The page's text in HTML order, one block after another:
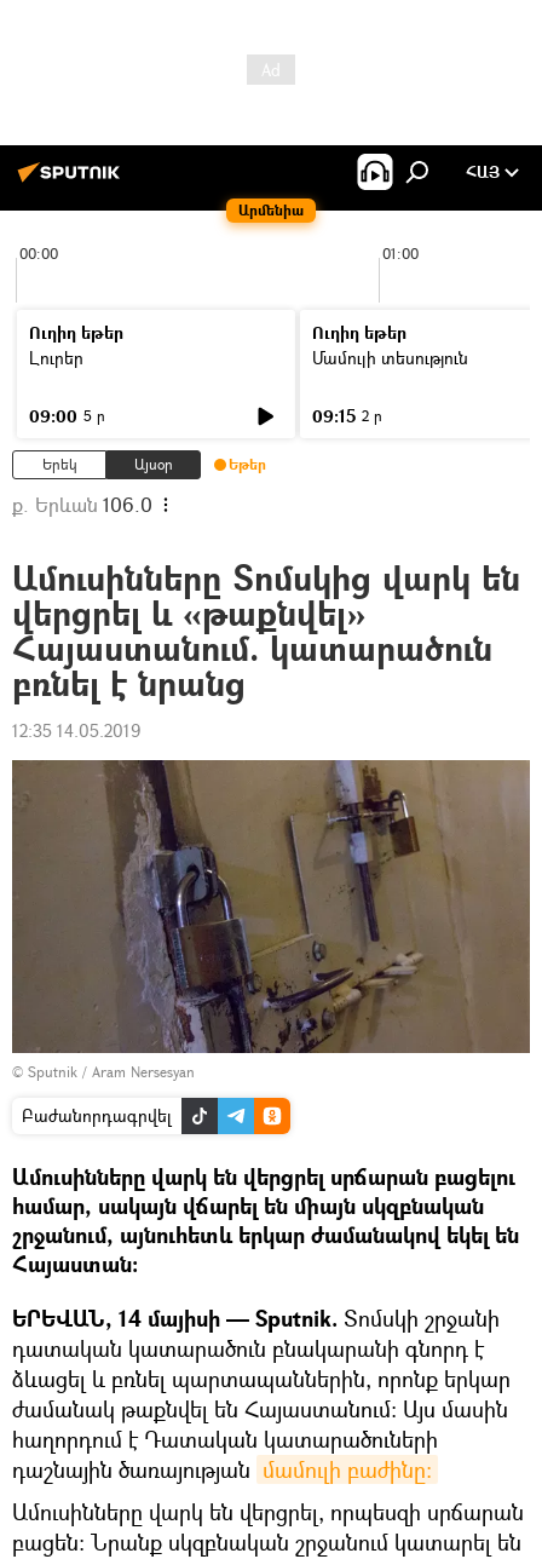
Արմենիա
ՀԱՅ
00:00 01:00
Ուղիղ եթեր
Լուրեր
09:00 5 ր
Ուղիղ եթեր
Մամուլի տեսություն
09:15 2 ր
Երեկ Այսօր Եթեր
ք. Երևան 106.0
Ամուսինները Տոմսկից վարկ են
վերցրել և «թաքնվել»
Հայաստանում. կատարածուն
բռնել է նրանց
12:35 14.05.2019
© Sputnik / Aram Nersesyan
Բաժանորդագրվել
Ամուսինները վարկ են վերցրել սրճարան բացելու
համար, սակայն վճարել են միայն սկզբնական
շրջանում, այնուհետև երկար ժամանակով եկել են
Հայաստան։
ԵՐԵՎԱՆ, 14 մայիսի — Sputnik. Տոմսկի շրջանի
դատական կատարածուն բնակարանի գնորդ է
ձևացել և բռնել պարտապաններին, որոնք երկար
ժամանակ թաքնվել են Հայաստանում։ Այս մասին
հաղորդում է Դատական կատարածուների
դաշնային ծառայության մամուլի բաժինը։
Ամուսինները վարկ են վերցրել, որպեսզի սրճարան
բացեն։ Նրանք սկզբնական շրջանում կատարել են